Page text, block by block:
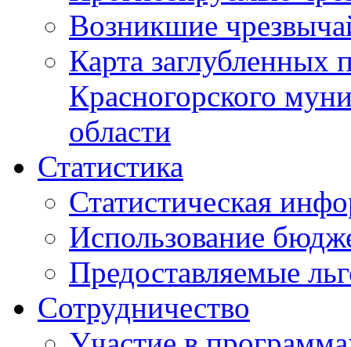
Возникшие
Карта
Красногорского
области
Статистика
Статистическая
Использование
Предоставляемые
Сотрудничество